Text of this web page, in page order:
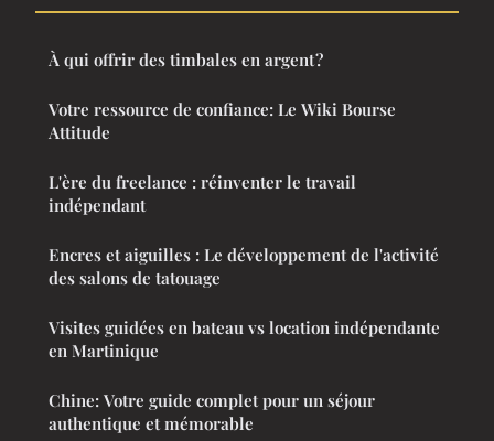
À qui offrir des timbales en argent ?
Votre ressource de confiance: Le Wiki Bourse
Attitude
L'ère du freelance : réinventer le travail
indépendant
Encres et aiguilles : Le développement de l'activité
des salons de tatouage
Visites guidées en bateau vs location indépendante
en Martinique
Chine: Votre guide complet pour un séjour
authentique et mémorable